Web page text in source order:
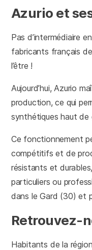
Azurio et
Pas d’intermédiaire
fabricants français
l’être !
Aujourd’hui, Azurio
production, ce qui
synthétiques haut de
Ce fonctionnement
compétitifs et de
résistants et
particuliers ou
dans le Gard (30) et
Retrouvez-
Habitants de la